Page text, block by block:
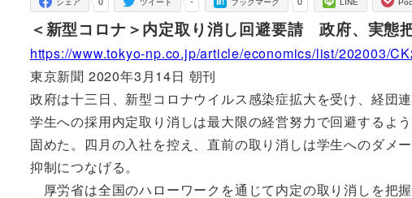
シェア ツイート ブックマーク LINE
＜新型コロナ＞内定取り消し回避要請 政府、実態
https://www.tokyo-np.co.jp/article/economics/list/202003/
東京新聞 2020年3月14日 朝刊
政府は十三日、新型コロナウイルス感染症拡大を受け、経団
学生への採用内定取り消しは最大限の経営努力で回避するよ
固めた。四月の入社を控え、直前の取り消しは学生へのダメ
抑制につなげる。
厚労省は全国のハローワークを通じて内定の取り消しを把